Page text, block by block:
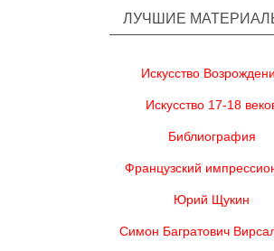
ЛУЧШИЕ
Искусство
Искусство 17-18
Библиография
Французский
Юрий Щукин
Симон Багратович